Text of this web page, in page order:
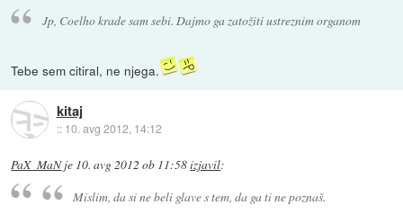
Jp, Coelho krade sam sebi. Dajmo ga zatožiti ustreznim organom
Tebe sem citiral, ne njega.
kitaj
:: 10. avg 2012, 14:12
PaX_MaNje 10. avg 2012 ob 11:58izjavil:
Mislim, da si ne beli glave s tem, da ga ti ne poznaš.